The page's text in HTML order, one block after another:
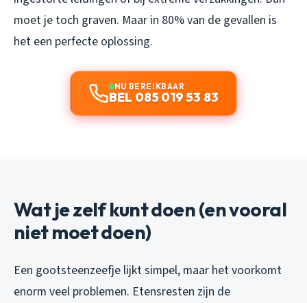
moet je toch graven. Maar in 80% van de gevallen is
het een perfecte oplossing.
NU BEREIKBAAR
BEL 085 019 53 83
Wat je zelf kunt doen (en vooral
niet moet doen)
Een gootsteenzeefje lijkt simpel, maar het voorkomt
enorm veel problemen. Etensresten zijn de